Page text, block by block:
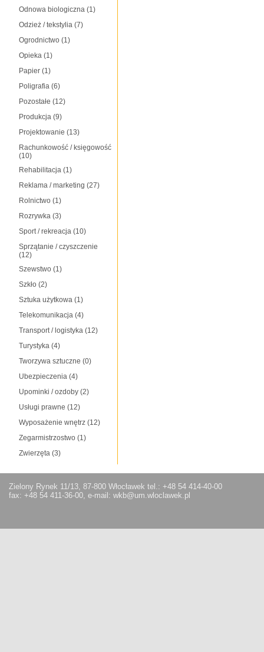
Odnowa biologiczna (1)
Odzież / tekstylia (7)
Ogrodnictwo (1)
Opieka (1)
Papier (1)
Poligrafia (6)
Pozostałe (12)
Produkcja (9)
Projektowanie (13)
Rachunkowość / księgowość
(10)
Rehabilitacja (1)
Reklama / marketing (27)
Rolnictwo (1)
Rozrywka (3)
Sport / rekreacja (10)
Sprzątanie / czyszczenie
(12)
Szewstwo (1)
Szkło (2)
Sztuka użytkowa (1)
Telekomunikacja (4)
Transport / logistyka (12)
Turystyka (4)
Tworzywa sztuczne (0)
Ubezpieczenia (4)
Upominki / ozdoby (2)
Usługi prawne (12)
Wyposażenie wnętrz (12)
Zegarmistrzostwo (1)
Zwierzęta (3)
Zielony Rynek 11/13, 87-800 Włocławek tel.: +48 54 414-40-00
fax: +48 54 411-36-00, e-mail: wkb@um.wloclawek.pl